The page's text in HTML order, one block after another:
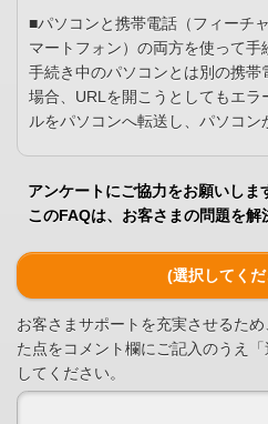
■パソコンと携帯電話（フィーチ
マートフォン）の両方を使って手
手続き中のパソコンとは別の携帯
場合、URLを開こうとしてもエ
ルをパソコンへ転送し、パソコン
アンケートにご協力をお願いしま
このFAQは、お客さまの問題を解
(選択してく
お客さまサポートを充実させるた
た点をコメント欄にご記入のうえ
してください。